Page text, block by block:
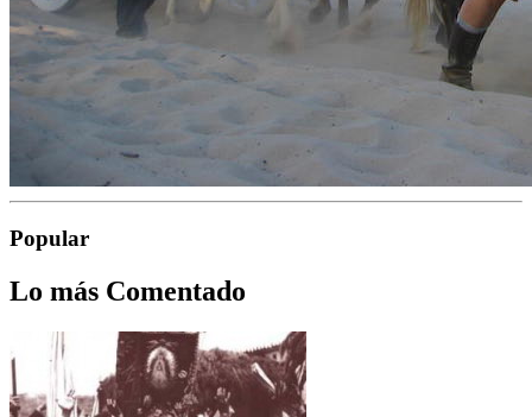
Popular
Lo más Comentado